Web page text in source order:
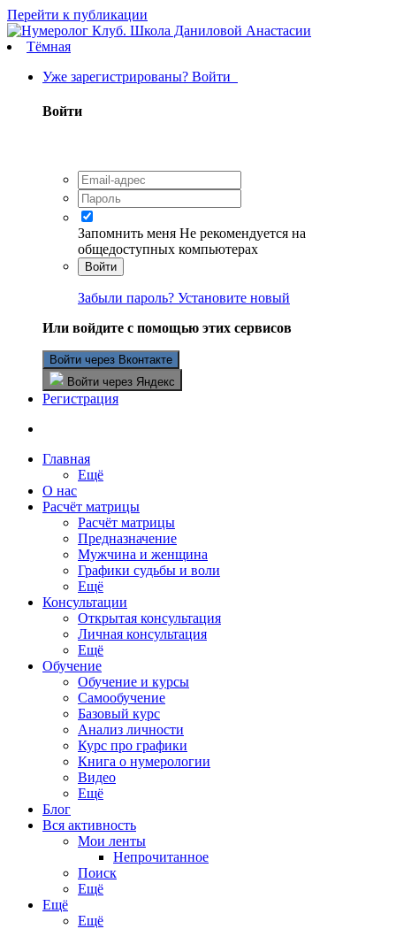
Перейти к публикации
Тёмная
Уже зарегистрированы? Войти
Войти
Запомнить меня Не рекомендуется на
общедоступных компьютерах
Войти
Забыли пароль? Установите новый
Или войдите с помощью этих сервисов
Войти через Вконтакте
Войти через Яндекс
Регистрация
Главная
Ещё
О нас
Расчёт матрицы
Расчёт матрицы
Предназначение
Мужчина и женщина
Графики судьбы и воли
Ещё
Консультации
Открытая консультация
Личная консультация
Ещё
Обучение
Обучение и курсы
Самообучение
Базовый курс
Анализ личности
Курс про графики
Книга о нумерологии
Видео
Ещё
Блог
Вся активность
Мои ленты
Непрочитанное
Поиск
Ещё
Ещё
Ещё